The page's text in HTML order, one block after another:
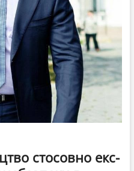
стосовно екс-